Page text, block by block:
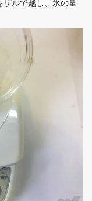
ザルで越し、氷の量